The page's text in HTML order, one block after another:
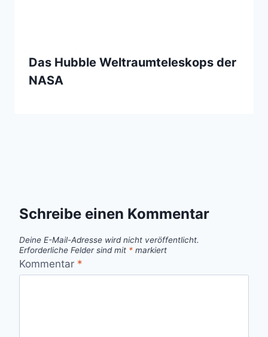
Das Hubble Weltraumteleskops der
NASA
Schreibe einen Kommentar
Deine E-Mail-Adresse wird nicht veröffentlicht.
Erforderliche Felder sind mit * markiert
Kommentar *